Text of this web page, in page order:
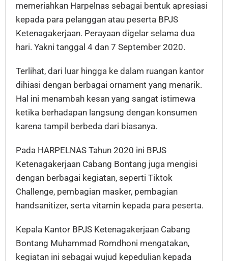
memeriahkan Harpelnas sebagai bentuk apresiasi
kepada para pelanggan atau peserta BPJS
Ketenagakerjaan. Perayaan digelar selama dua
hari. Yakni tanggal 4 dan 7 September 2020.
Terlihat, dari luar hingga ke dalam ruangan kantor
dihiasi dengan berbagai ornament yang menarik.
Hal ini menambah kesan yang sangat istimewa
ketika berhadapan langsung dengan konsumen
karena tampil berbeda dari biasanya.
Pada HARPELNAS Tahun 2020 ini BPJS
Ketenagakerjaan Cabang Bontang juga mengisi
dengan berbagai kegiatan, seperti Tiktok
Challenge, pembagian masker, pembagian
handsanitizer, serta vitamin kepada para peserta.
Kepala Kantor BPJS Ketenagakerjaan Cabang
Bontang Muhammad Romdhoni mengatakan,
kegiatan ini sebagai wujud kepedulian kepada